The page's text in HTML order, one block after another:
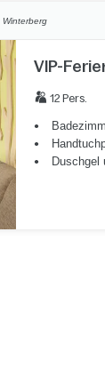
Winterberg
VIP-
12 Pers.
Duschgel